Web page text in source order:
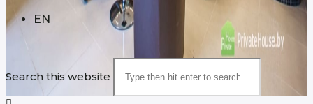
EN
Search this website